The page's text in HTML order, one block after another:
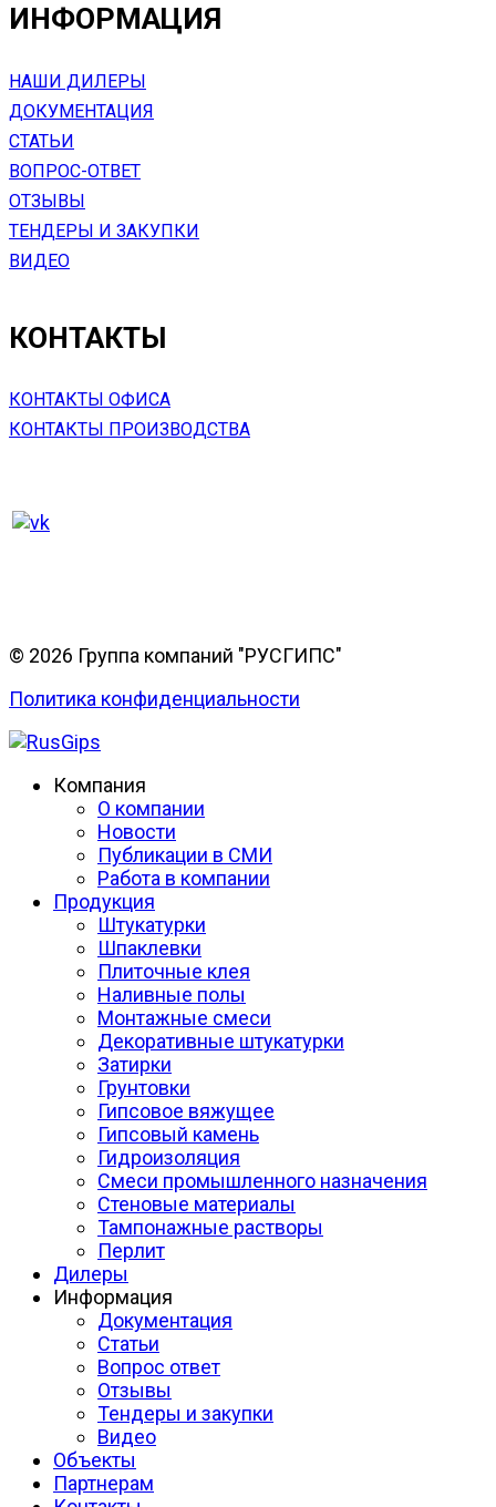
ИНФОРМАЦИЯ
НАШИ ДИЛЕРЫ
ДОКУМЕНТАЦИЯ
СТАТЬИ
ВОПРОС-ОТВЕТ
ОТЗЫВЫ
ТЕНДЕРЫ И ЗАКУПКИ
ВИДЕО
КОНТАКТЫ
КОНТАКТЫ ОФИСА
КОНТАКТЫ ПРОИЗВОДСТВА
© 2026 Группа компаний "РУСГИПС"
Политика конфиденциальности
Компания
О компании
Новости
Публикации в СМИ
Работа в компании
Продукция
Штукатурки
Шпаклевки
Плиточные клея
Наливные полы
Монтажные смеси
Декоративные штукатурки
Затирки
Грунтовки
Гипсовое вяжущее
Гипсовый камень
Гидроизоляция
Смеси промышленного назначения
Стеновые материалы
Тампонажные растворы
Перлит
Дилеры
Информация
Документация
Статьи
Вопрос ответ
Отзывы
Тендеры и закупки
Видео
Объекты
Партнерам